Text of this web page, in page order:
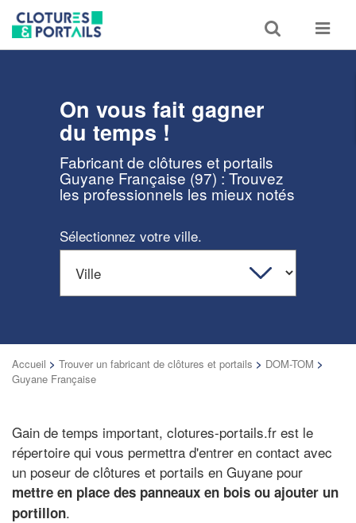
Toggle
search
Toggle
On vous fait gagner
du temps !
Fabricant de clôtures et portails
Guyane Française (97) : Trouvez
les professionnels les mieux notés
Sélectionnez votre ville.
Accueil > Trouver un fabricant de clôtures et portails > DOM-TOM >
Guyane Française
Gain de temps important, clotures-portails.fr est le
répertoire qui vous permettra d'entrer en contact avec
un poseur de clôtures et portails en Guyane pour
mettre en place des panneaux en bois ou ajouter un
portillon.